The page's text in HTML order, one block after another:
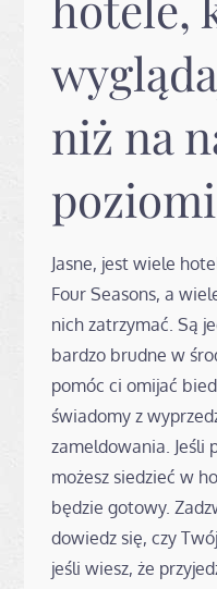
niż na
Jasne, jest wiele
Four Seasons, a
nich zatrzymać. Są
bardzo brudne w
pomóc ci omijać
świadomy z
zameldowania. Jeśli
możesz siedzieć w
będzie gotowy.
dowiedz się, czy
jeśli wiesz, że